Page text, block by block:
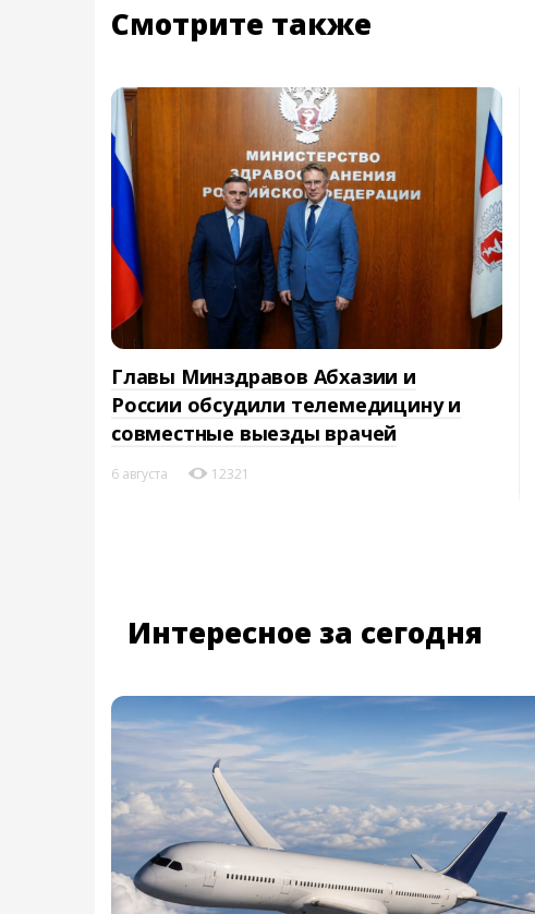
Смотрите также
Главы Минздравов Абхазии и
России обсудили телемедицину и
совместные выезды врачей
6 августа 12321
Интересное за сегодня